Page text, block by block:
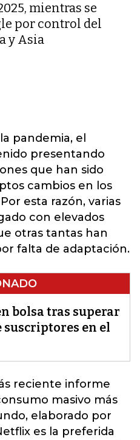
mientras se
por control del
y Asia
pandemia, el
presentando
que han sido
cambios en los
esta razón, varias
con elevados
otras tantas han
falta de adaptación.
bolsa tras superar
suscriptores en el
reciente informe
masivo más
elaborado por
es la preferida